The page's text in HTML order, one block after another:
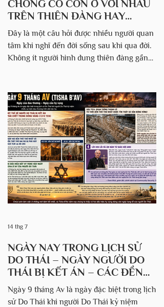
CHỒNG CÓ CÒN Ở VỚI NHAU
TRÊN THIÊN ĐÀNG HAY
KHÔNG?
Đây là một câu hỏi được nhiều người quan
tâm khi nghĩ đến đời sống sau khi qua đời.
Không ít người hình dung thiên đàng gần
trò chuyện, ăn uống và làm những công
việc quen thuộc, chỉ khác là ở một nơi tốt
đẹp hơn. Tuy nhiên, theo quan điểm của
Do Thái giáo, thiên đàng không phải là sự
tiếp nối của đời sống vật chất, mà là một
thực tại thuộc linh. Trên thiên đàng, con
người không còn bị chi p
NGÀY NAY TRONG LỊCH SỬ
DO THÁI – NGÀY NGƯỜI DO
THÁI BỊ KẾT ÁN – CÁC ĐỀN
THỜ BỊ PHÁ HỦY – NGÀY
THAN KHÓC
Ngày 9 tháng Av là ngày đặc biệt trong lịch
sử Do Thái khi người Do Thái kỷ niệm
14 thg 7